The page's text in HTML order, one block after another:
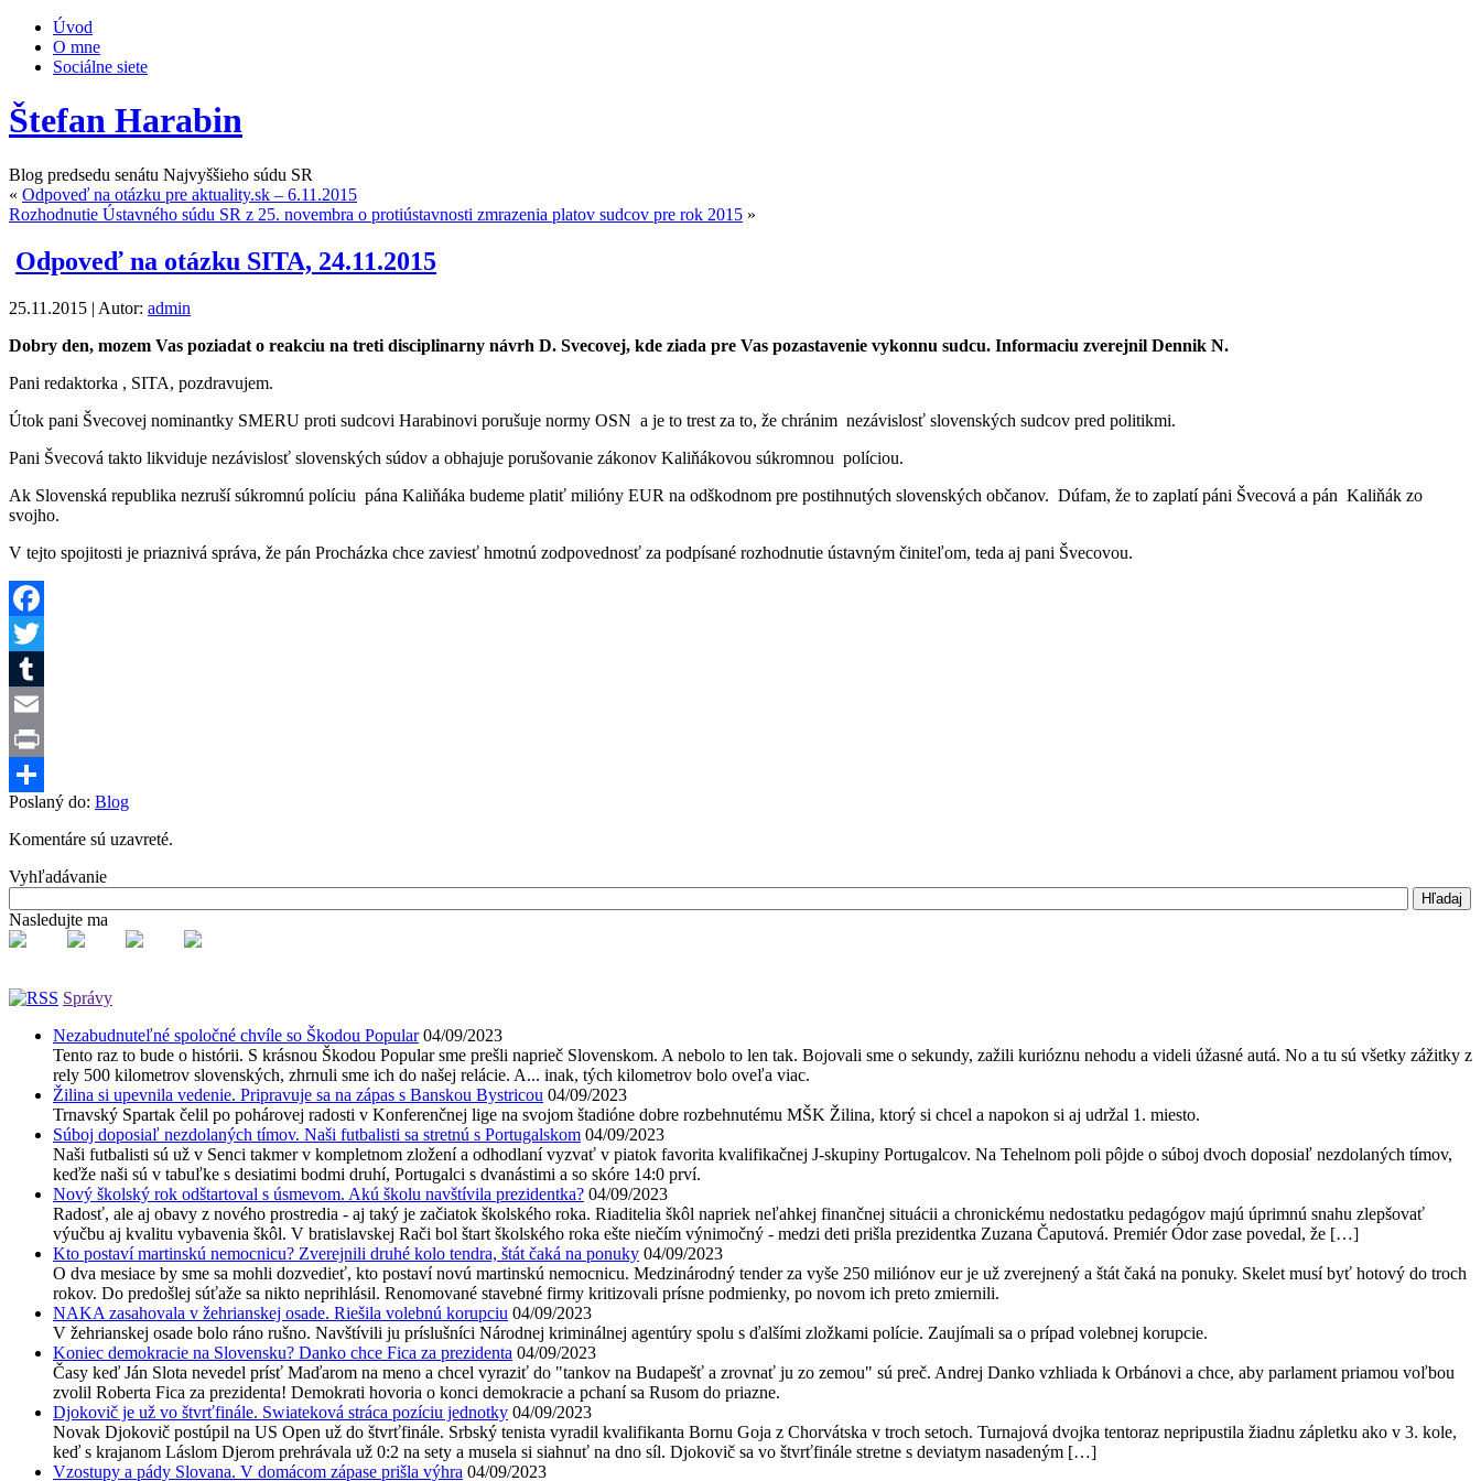
Úvod
O mne
Sociálne siete
Štefan Harabin
Blog predsedu senátu Najvyššieho súdu SR
« Odpoveď na otázku pre aktuality.sk – 6.11.2015
Rozhodnutie Ústavného súdu SR z 25. novembra o protiústavnosti zmrazenia platov sudcov pre rok 2015 »
Odpoveď na otázku SITA, 24.11.2015
25.11.2015 | Autor: admin
Dobry den, mozem Vas poziadat o reakciu na treti disciplinarny návrh D. Svecovej, kde ziada pre Vas pozastavenie vykonnu sudcu. Informaciu zverejnil Dennik N.
Pani redaktorka , SITA, pozdravujem.
Útok pani Švecovej nominantky SMERU proti sudcovi Harabinovi porušuje normy OSN a je to trest za to, že chránim nezávislosť slovenských sudcov pred politikmi.
Pani Švecová takto likviduje nezávislosť slovenských súdov a obhajuje porušovanie zákonov Kaliňákovou súkromnou políciou.
Ak Slovenská republika nezruší súkromnú políciu pána Kaliňáka budeme platiť milióny EUR na odškodnom pre postihnutých slovenských občanov. Dúfam, že to zaplatí páni Švecová a pán Kaliňák zo
svojho.
V tejto spojitosti je priaznivá správa, že pán Procházka chce zaviesť hmotnú zodpovednosť za podpísané rozhodnutie ústavným činiteľom, teda aj pani Švecovou.
Facebook
Twitter
Tumblr
Email
Print
Share
Poslaný do: Blog
Komentáre sú uzavreté.
Vyhľadávanie
Nasledujte ma
Správy
Nezabudnuteľné spoločné chvíle so Škodou Popular 04/09/2023
Tento raz to bude o histórii. S krásnou Škodou Popular sme prešli naprieč Slovenskom. A nebolo to len tak. Bojovali sme o sekundy, zažili kurióznu nehodu a videli úžasné autá. No a tu sú všetky zážitky z
rely 500 kilometrov slovenských, zhrnuli sme ich do našej relácie. A... inak, tých kilometrov bolo oveľa viac.
Žilina si upevnila vedenie. Pripravuje sa na zápas s Banskou Bystricou 04/09/2023
Trnavský Spartak čelil po pohárovej radosti v Konferenčnej lige na svojom štadióne dobre rozbehnutému MŠK Žilina, ktorý si chcel a napokon si aj udržal 1. miesto.
Súboj doposiaľ nezdolaných tímov. Naši futbalisti sa stretnú s Portugalskom 04/09/2023
Naši futbalisti sú už v Senci takmer v kompletnom zložení a odhodlaní vyzvať v piatok favorita kvalifikačnej J-skupiny Portugalcov. Na Tehelnom poli pôjde o súboj dvoch doposiaľ nezdolaných tímov,
keďže naši sú v tabuľke s desiatimi bodmi druhí, Portugalci s dvanástimi a so skóre 14:0 prví.
Nový školský rok odštartoval s úsmevom. Akú školu navštívila prezidentka? 04/09/2023
Radosť, ale aj obavy z nového prostredia - aj taký je začiatok školského roka. Riaditelia škôl napriek neľahkej finančnej situácii a chronickému nedostatku pedagógov majú úprimnú snahu zlepšovať
výučbu aj kvalitu vybavenia škôl. V bratislavskej Rači bol štart školského roka ešte niečím výnimočný - medzi deti prišla prezidentka Zuzana Čaputová. Premiér Ódor zase povedal, že […]
Kto postaví martinskú nemocnicu? Zverejnili druhé kolo tendra, štát čaká na ponuky 04/09/2023
O dva mesiace by sme sa mohli dozvedieť, kto postaví novú martinskú nemocnicu. Medzinárodný tender za vyše 250 miliónov eur je už zverejnený a štát čaká na ponuky. Skelet musí byť hotový do troch
rokov. Do predošlej súťaže sa nikto neprihlásil. Renomované stavebné firmy kritizovali prísne podmienky, po novom ich preto zmiernili.
NAKA zasahovala v žehrianskej osade. Riešila volebnú korupciu 04/09/2023
V žehrianskej osade bolo ráno rušno. Navštívili ju príslušníci Národnej kriminálnej agentúry spolu s ďalšími zložkami polície. Zaujímali sa o prípad volebnej korupcie.
Koniec demokracie na Slovensku? Danko chce Fica za prezidenta 04/09/2023
Časy keď Ján Slota nevedel prísť Maďarom na meno a chcel vyraziť do "tankov na Budapešť a zrovnať ju zo zemou" sú preč. Andrej Danko vzhliada k Orbánovi a chce, aby parlament priamou voľbou
zvolil Roberta Fica za prezidenta! Demokrati hovoria o konci demokracie a pchaní sa Rusom do priazne.
Djokovič je už vo štvrťfinále. Swiateková stráca pozíciu jednotky 04/09/2023
Novak Djokovič postúpil na US Open už do štvrťfinále. Srbský tenista vyradil kvalifikanta Bornu Goja z Chorvátska v troch setoch. Turnajová dvojka tentoraz nepripustila žiadnu zápletku ako v 3. kole,
keď s krajanom Láslom Djerom prehrávala už 0:2 na sety a musela si siahnuť na dno síl. Djokovič sa vo štvrťfinále stretne s deviatym nasadeným […]
Vzostupy a pády Slovana. V domácom zápase prišla výhra 04/09/2023